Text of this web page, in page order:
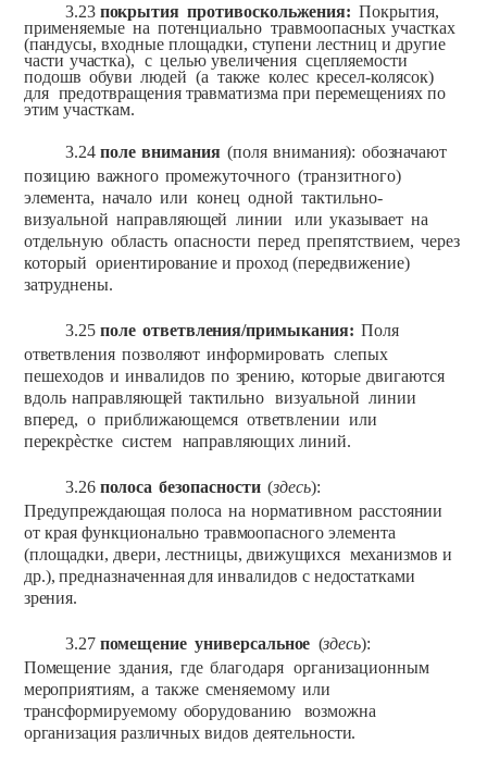
3.23 покрытия противоскольжения: Покрытия,
применяемые на потенциально травмоопасных участках
(пандусы, входныеплощадки, ступени лестниц и другие
части участка), с цельюувеличения сцепляемости
подошв обуви людей (а также колес кресел-колясок)
для предотвращения травматизма при перемещениях по
этим участкам.
3.24 поле внимания (поля внимания): обозначают
позицию важного промежуточного (транзитного)
элемента, начало или конец одной тактильно-
визуальной направляющей линии или указывает на
отдельную область опасности перед препятствием, через
который ориентированиеипроход (передвижение)
затруднены.
3.25 поле ответвления/примыкания: Поля
ответвления позволяют информировать слепых
пешеходов и инвалидов по зрению, которые двигаются
вдоль направляющей тактильно визуальной линии
вперед, о приближающемся ответвлении или
перекрѐстке систем направляющих линий.
3.26 полоса безопасности (здесь):
Предупреждающая полоса на нормативном расстоянии
от края функционально травмоопасного элемента
(площадки, двери, лестницы, движущихся механизмов и
др.), предназначеннаядляинвалидов с недостатками
зрения.
3.27 помещение универсальное (здесь):
Помещение здания, где благодаря организационным
мероприятиям, а также сменяемому или
трансформируемому оборудованию
возможна
организация различных видов деятельности.